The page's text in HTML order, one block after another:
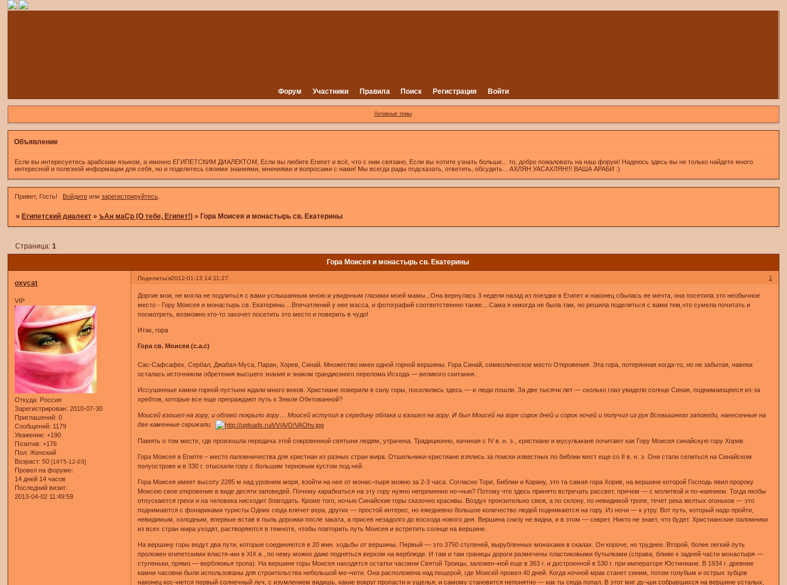
Форум Участники Правила Поиск Регистрация Войти
Активные темы
Объявление
Если вы интересуетесь арабским языком, а именно ЕГИПЕТСКИМ ДИАЛЕКТОМ, Если вы любите Египет и всё, что с ним связано, Если вы хотите узнать больше... то, добро пожаловать на наш форум! Надеюсь здесь вы не только найдете много
интересной и полезной информации для себя, но и поделитесь своими знаниями, мнениями и вопросами с нами! Мы всегда рады подсказать, ответить, обсудить... АХЛЯН УАСАХЛЯН!!! ВАША АРАБИ :)
Привет, Гость! Войдитеили зарегистрируйтесь.
» Египетский диалект » ъАн маСр (О тебе, Египет!) » Гора Моисея и монастырь св. Екатерины
Гора Моисея и монастырь св. Екатерины
Страница: 1
Поделиться 1
2012-01-13 14:11:27
oxycat
VIP
Откуда: Россия
Зарегистрирован: 2010-07-30
Приглашений: 0
Сообщений: 1179
Уважение: +190
Позитив: +176
Пол: Женский
Возраст: 50[1975-12-03]
Провел на форуме:
14 дней 14 часов
Последний визит:
2013-04-02 11:49:59
Доргие мои, не могла не подлиться с вами услышанным мною и увиднным глазами моей мамы...Она вернулась 3 недели назад из поездки в Египет и наконец сбылась ее мечта, она посетила это необычное
место - Гору Моисея и монастырь св. Екатерины....Впечатлений у нее масса, и фотографий соответственно также....Сама я никогда не была там, но решила поделиться с вами тем,что сумела почитать и
посмотреть, возможно кто-то захочет посетить это место и поверить в чудо!
Итак, гора
Гора св. Моисея (с.а.с)
Cас-Сафсафех, Сербал, Джабал-Муса, Паран, Хорев, Синай. Множество имен одной горной вершины. Гора Синай, символическое место Откровения. Эта гора, потерянная когда-то, но не забытая, навеки
осталась источником обретения высшего знания и знаком грандиозного перелома Исхода — великого скитания.
Иссушенные камни горной пустыни ждали много веков. Христиане поверили в силу горы, поселились здесь — и люди пошли. За две тысячи лет — сколько глаз увидело солнце Синая, поднимающееся из-за
хребтов, которые все еще преграждают путь к Земле Обетованной?
Моисей взошел на гору, и облако покрыло гору… Моисей вступил в середину облака и взошел на гору. И был Моисей на горе сорок дней и сорок ночей и получил из рук Всевышнего заповеди, нанесенные на
две каменные скрижали.
Память о том месте, где произошла передача этой сокровенной святыни людям, утрачена. Традиционно, начиная с IV в. н. э., христиане и мусульмане почитают как Гору Моисея синайскую гору Хорив.
Гора Моисея в Египте – место паломничества для христиан из разных стран мира. Отшельники-христиане взялись за поиски известных по библии мест еще со II в. н. э. Они стали селиться на Синайском
полуострове и в 330 г. отыскали гору с большим терновым кустом под ней.
Гора Моисея имеет высоту 2285 м над уровнем моря, взойти на нее от монас¬тыря можно за 2-3 часа. Согласно Торе, Библии и Корану, это та самая гора Хорив, на вершине которой Господь явил пророку
Моисею свое откровение в виде десяти заповедей. Почему карабкаться на эту гору нужно непременно но¬чью? Потому что здесь принято встречать рассвет, причем — с молитвой и по¬каянием. Тогда якобы
отпускаются грехи и на человека нисходит благодать. Кроме того, ночью Синайские горы сказочно красивы. Воздух пронзительно свеж, а по склону, по невидимой тропе, течет река желтых огоньков — это
поднимаются с фонариками туристы.Одних сюда влечет вера, других — простой интерес, но ежедневно большое количество людей поднимаются на гору. Из ночи — к утру. Вот путь, который надо пройти,
невидимым, холодным, впервые встав в пыль дорожки после заката, а присев незадолго до восхода нового дня. Вершина снизу не видна, и в этом — секрет. Никто не знает, что будет. Христианские паломники
из всех стран мира уходят, растворяются в темноте, чтобы повторить путь Моисея и встретить солнце на вершине.
На вершину горы ведут два пути, которые соединяются в 20 мин. ходьбы от вершины. Первый — это 3750 ступеней, вырубленных монахами в скалах. Он короче, но труднее. Второй, более легкий путь
проложен египетскими властя¬ми в XIX в., по нему можно даже подняться верхом на верблюде. И там и там границы дороги размечены пластиковыми бутылками (справа, ближе к задней части монастыря —
ступеньки, прямо — верблюжья тропа). На вершине горы Моисея находятся остатки часовни Святой Троицы, заложен¬ной еще в 363 г. и достроенной в 530 г. при императоре Юстиниане. В 1934 г. древние
камни часовни были использованы для строительства небольшой ме¬чети. Она расположена над пещерой, где Моисей провел 40 дней. Когда ночной мрак станет синим, потом голубым и острых зубцов
наконец кос¬нется первый солнечный луч, с изумлением видишь, какие вокруг пропасти и ущелья, и самому становится непонятно — как ты сюда попал. В этот миг ду¬ши собравшихся на вершине усталых,